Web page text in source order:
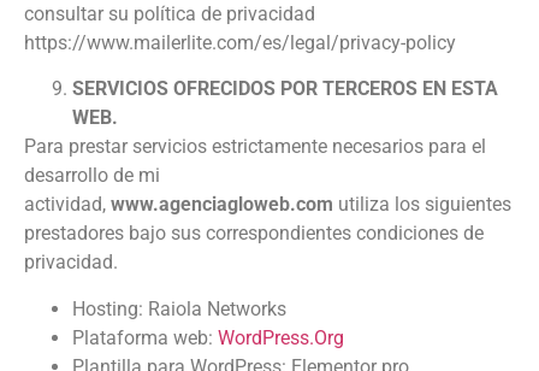
consultar su política de privacidad
https://www.mailerlite.com/es/legal/privacy-policy
SERVICIOS OFRECIDOS POR TERCEROS EN ESTA
WEB.
Para prestar servicios estrictamente necesarios para el
desarrollo de mi
actividad, www.agenciagloweb.com utiliza los siguientes
prestadores bajo sus correspondientes condiciones de
privacidad.
Hosting: Raiola Networks
Plataforma web: WordPress.Org
Plantilla para WordPress: Elementor pro